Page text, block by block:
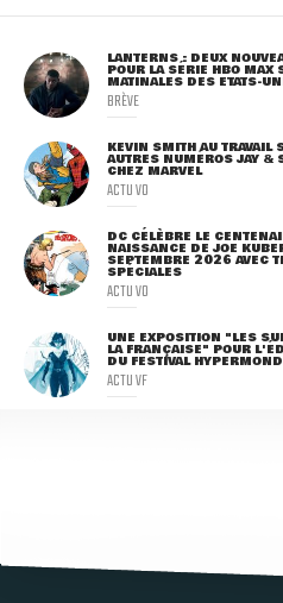
LANTERNS : DEUX
POUR LA SÉRIE HBO MAX
MATINALES DES ETATS-
BRÈVE
KEVIN SMITH AU TRAVAIL
AUTRES NUMÉROS JAY &
CHEZ MARVEL
ACTU VO
DC CÉLÈBRE LE
NAISSANCE DE JOE
SEPTEMBRE 2026 AVEC
SPÉCIALES
ACTU VO
UNE EXPOSITION "LES
LA FRANÇAISE" POUR
DU FESTIVAL
ACTU VF